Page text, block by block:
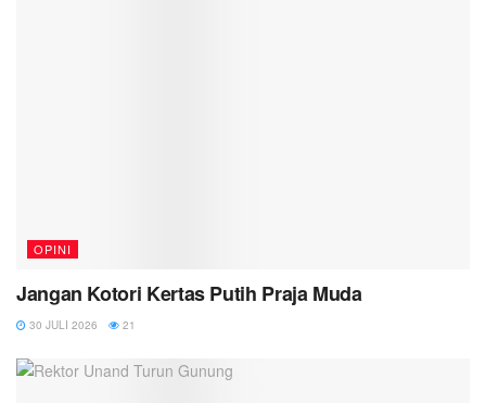
OPINI
Jangan Kotori Kertas Putih Praja Muda
30 JULI 2026 21